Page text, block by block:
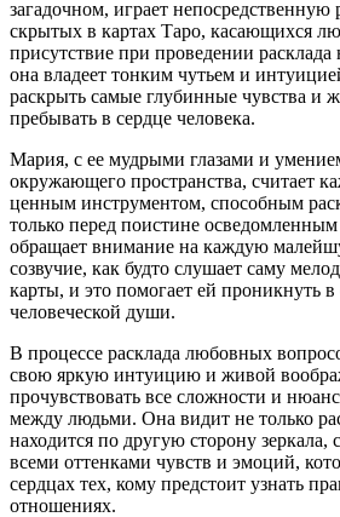
загадочном, играет непосредственную
скрытых в картах Таро, касающихся
присутствие при проведении
она владеет тонким чутьем и
раскрыть самые глубинные чувства и
пребывать в сердце человека.
Мария, с ее мудрыми глазами и
окружающего пространства, считает
ценным инструментом, способным
только перед поистине
обращает внимание на каждую
созвучие, как будто слушает саму
карты, и это помогает ей проникнуть
человеческой души.
В процессе расклада любовных
свою яркую интуицию и живой
прочувствовать все сложности и
между людьми. Она видит не только
находится по другую сторону зеркала,
всеми оттенками чувств и эмоций,
сердцах тех, кому предстоит узнать
отношениях.